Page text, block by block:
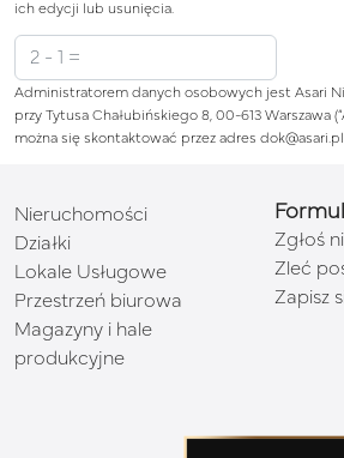
ich edycji lub usunięcia.
Administratorem danych osobowych jest Asari
przy Tytusa Chałubińskiego 8, 00-613 Warszawa
można się skontaktować przez adres
Nieruchomości
Działki
Lokale Usługowe
Przestrzeń biurowa
Magazyny i hale
produkcyjne
Zgłoś
Zleć
Zapisz